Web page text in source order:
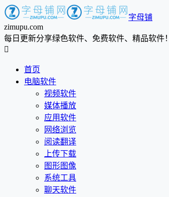
字母铺
zimupu.com
每日更新分享绿色软件、免费软件、精品软件！

首页
电脑软件
视频软件
媒体播放
应用软件
网络浏览
阅读翻译
上传下载
图形图像
系统工具
聊天软件